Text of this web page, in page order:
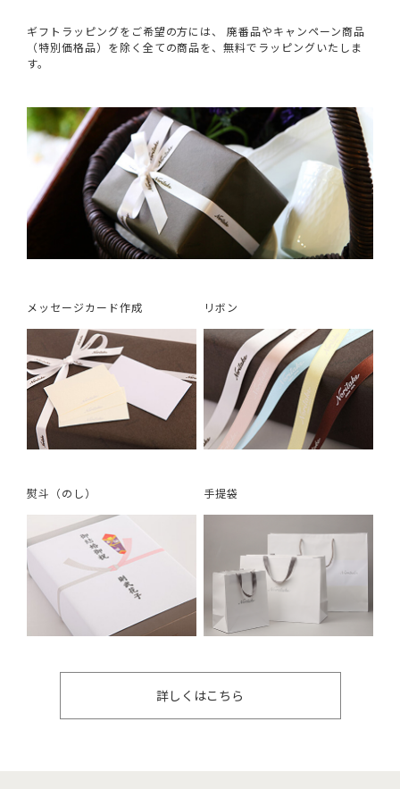
ギフトラッピングをご希望の方には、 廃番品やキャンペーン商品
（特別価格品）を除く全ての商品を、無料でラッピングいたしま
す。
メッセージカード作成 リボン
熨斗（のし） 手提袋
詳しくはこちら